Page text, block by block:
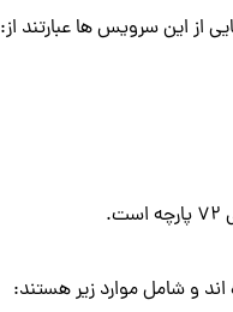
از این سرویس ها عبارتند از:
و شامل موارد زیر هستند: